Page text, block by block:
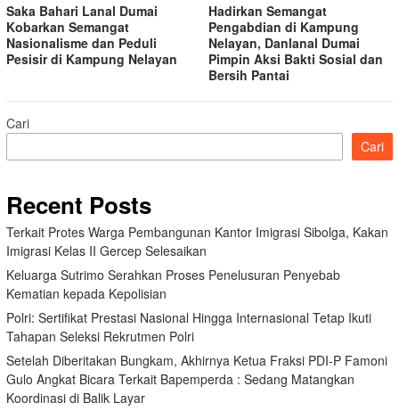
Saka Bahari Lanal Dumai
Kobarkan Semangat
Nasionalisme dan Peduli
Pesisir di Kampung Nelayan
Hadirkan Semangat
Pengabdian di Kampung
Nelayan, Danlanal Dumai
Pimpin Aksi Bakti Sosial dan
Bersih Pantai
Cari
Cari
Recent Posts
Terkait Protes Warga Pembangunan Kantor Imigrasi Sibolga, Kakan
Imigrasi Kelas II Gercep Selesaikan
Keluarga Sutrimo Serahkan Proses Penelusuran Penyebab
Kematian kepada Kepolisian
Polri: Sertifikat Prestasi Nasional Hingga Internasional Tetap Ikuti
Tahapan Seleksi Rekrutmen Polri
Setelah Diberitakan Bungkam, Akhirnya Ketua Fraksi PDI-P Famoni
Gulo Angkat Bicara Terkait Bapemperda : Sedang Matangkan
Koordinasi di Balik Layar